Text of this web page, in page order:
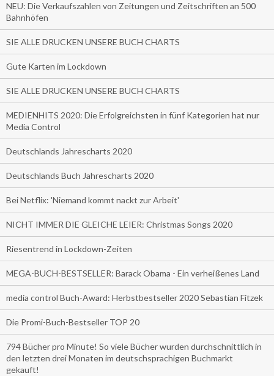
NEU: Die Verkaufszahlen von Zeitungen und Zeitschriften an 500
Bahnhöfen
SIE ALLE DRUCKEN UNSERE BUCH CHARTS
Gute Karten im Lockdown
SIE ALLE DRUCKEN UNSERE BUCH CHARTS
MEDIENHITS 2020: Die Erfolgreichsten in fünf Kategorien hat nur
Media Control
Deutschlands Jahrescharts 2020
Deutschlands Buch Jahrescharts 2020
Bei Netflix: 'Niemand kommt nackt zur Arbeit'
NICHT IMMER DIE GLEICHE LEIER: Christmas Songs 2020
Riesentrend in Lockdown-Zeiten
MEGA-BUCH-BESTSELLER: Barack Obama - Ein verheißenes Land
media control Buch-Award: Herbstbestseller 2020 Sebastian Fitzek
Die Promi-Buch-Bestseller TOP 20
794 Bücher pro Minute! So viele Bücher wurden durchschnittlich in
den letzten drei Monaten im deutschsprachigen Buchmarkt
gekauft!